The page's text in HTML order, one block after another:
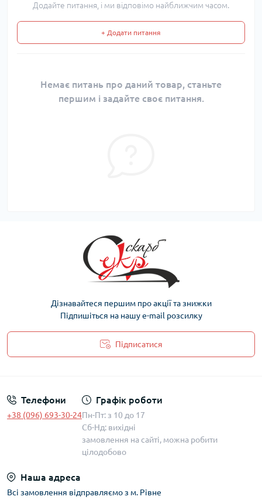
Додайте питання, і ми відповімо найближчим часом.
+ Додати питання
Немає питань про даний товар, станьте
першим і задайте своє питання.
Дізнавайтеся першим про акції та знижки
Підпишіться на нашу e-mail розсилку
Підписатися
Телефони
+38 (096) 693-30-24
Графік роботи
Пн-Пт: з 10 до 17
Сб-Нд: вихідні
замовлення на сайті, можна робити
цілодобово
Наша адреса
Всі замовлення відправляємо з м. Рівне